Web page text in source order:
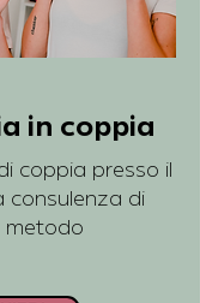
in coppia
coppia presso il
consulenza di
metodo